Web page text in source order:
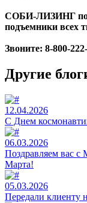
СОБИ-ЛИЗИНГ
подъемники всех
Звоните: 8-800-
Другие
12.04.2026
C Днем
06.03.2026
Поздравляем вас
Марта!
05.03.2026
Передали клиенту